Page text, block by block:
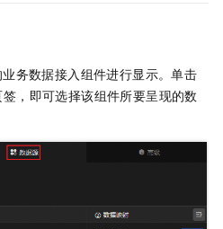
务数据接入组件进行显示。单击
签，即可选择该组件所要呈现的数